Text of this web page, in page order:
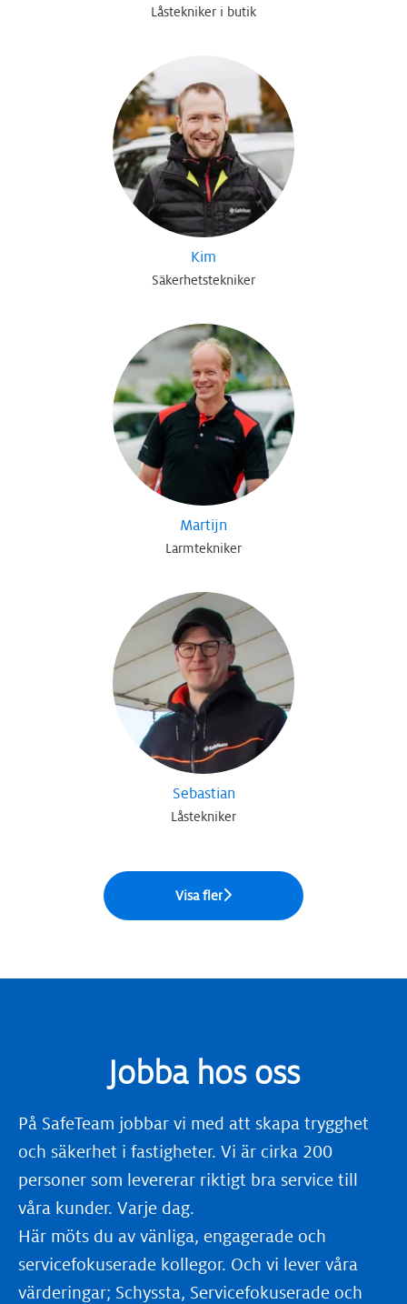
Låstekniker i butik
Kim
Säkerhetstekniker
Martijn
Larmtekniker
Sebastian
Låstekniker
Visa fler
Jobba hos oss
På SafeTeam jobbar vi med att skapa trygghet
och säkerhet i fastigheter. Vi är cirka 200
personer som levererar riktigt bra service till
våra kunder. Varje dag.
Här möts du av vänliga, engagerade och
servicefokuserade kollegor. Och vi lever våra
värderingar; Schyssta, Servicefokuserade och